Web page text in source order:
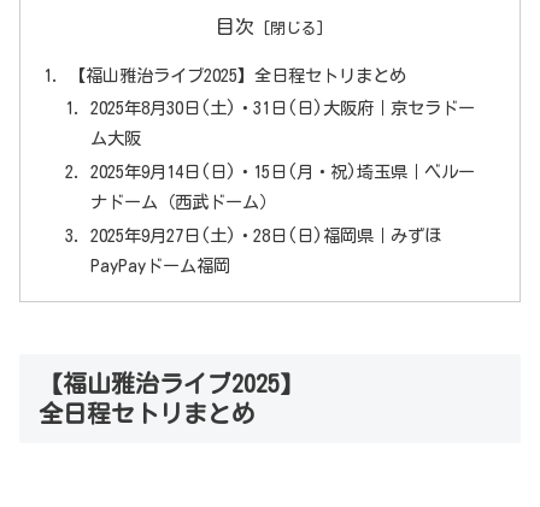
目次
【福山雅治ライブ2025】全日程セトリまとめ
2025年8月30日(土)・31日(日)大阪府｜京セラドー
ム大阪
2025年9月14日(日)・15日(月・祝)埼玉県｜ベルー
ナドーム（西武ドーム）
2025年9月27日(土)・28日(日)福岡県｜みずほ
PayPayドーム福岡
【福山雅治ライブ2025】
全日程セトリまとめ